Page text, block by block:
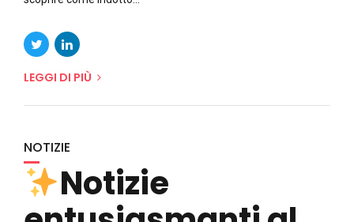
LEGGI DI PIÙ
NOTIZIE
Notizie